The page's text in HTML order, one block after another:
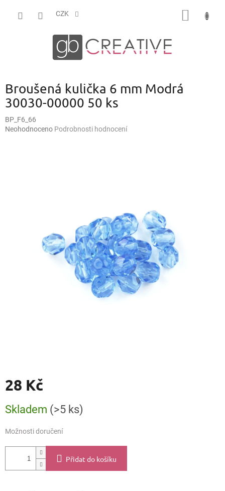
CZK
Broušená kulička 6 mm Modrá
30030-00000 50 ks
BP_F6_66
Průměrné
Neohodnoceno Podrobnosti hodnocení
28 Kč
cena:
Skladem (>5 ks)
Možnosti doručení
Přidat do košíku